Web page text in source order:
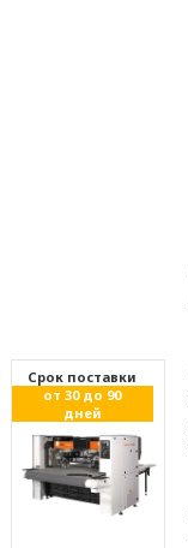
Cрок поставки
от 30 до 90
дней